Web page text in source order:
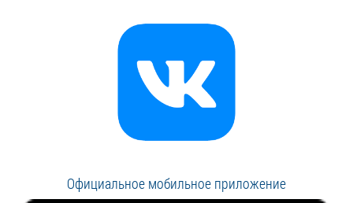
Официальное мобильное приложение